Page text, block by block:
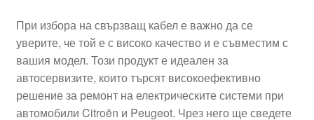
Политика за поверителност
Правила и условия
Процедура за рекламации
При избора на свързващ кабел е важно да се
уверите, че той е с високо качество и е съвместим с
вашия модел. Този продукт е идеален за
автосервизите, които търсят високоефективно
решение за ремонт на електрическите системи при
автомобили Citroën и Peugeot. Чрез него ще сведете